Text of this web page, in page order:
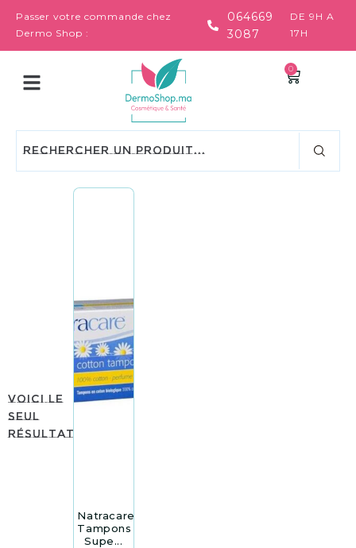
Passer votre commande chez
Dermo Shop :
064669
3087
DE 9H A
17H
0
Voici le
seul
résultat
Natracare
Tampons
Supe...